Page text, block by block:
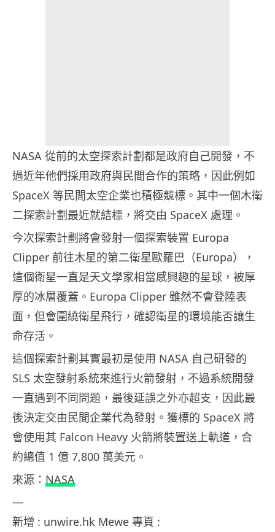
NASA 從前的太空探索計劃都是政府自己開發，不
過近年他們採用政府與民間合作的策略，因此例如
SpaceX 等民間太空企業也積極競標。其中一個木衛
二探索計劃最近就結標，將交由 SpaceX 處理。
今次探索計劃將會發射一個探索裝置 Europa
Clipper 前往木星的第二衛星歐羅巴（Europa），
這個衛星一直是天文學家相當感興趣的星球，被厚
厚的冰層覆蓋。Europa Clipper 雖然不會登陸表
面，但會圍繞衛星飛行，確認衛星的環境能否讓生
命存活。
這個探索計劃其實最初是使用 NASA 自己研發的
SLS 太空發射系統來進行火箭發射，不過系統開發
一直遇到不同問題，最後延誤之外亦超支，因此最
後決定交由民間企業代為發射。獲標的 SpaceX 將
會使用其 Falcon Heavy 火箭將裝置送上軌道，合
約總值 1 億 7,800 萬美元。
來源： NASA
—
新增 : unwire.hk Mewe 專頁 :